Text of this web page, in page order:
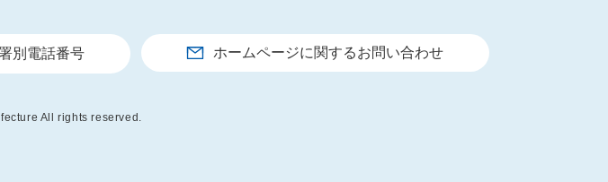
別電話番号 ホームページに関するお問い合わせ
All rights reserved.